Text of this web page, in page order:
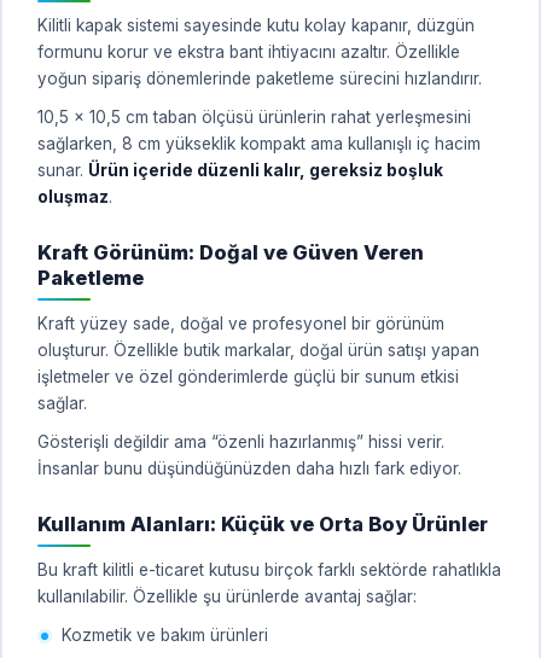
Kilitli kapak sistemi sayesinde kutu kolay kapanır, düzgün
formunu korur ve ekstra bant ihtiyacını azaltır. Özellikle
yoğun sipariş dönemlerinde paketleme sürecini hızlandırır.
10,5 x 10,5 cm taban ölçüsü ürünlerin rahat yerleşmesini
sağlarken, 8 cm yükseklik kompakt ama kullanışlı iç hacim
sunar. Ürün içeride düzenli kalır, gereksiz boşluk
oluşmaz.
Kraft Görünüm: Doğal ve Güven Veren
Paketleme
Kraft yüzey sade, doğal ve profesyonel bir görünüm
oluşturur. Özellikle butik markalar, doğal ürün satışı yapan
işletmeler ve özel gönderimlerde güçlü bir sunum etkisi
sağlar.
Gösterişli değildir ama “özenli hazırlanmış” hissi verir.
İnsanlar bunu düşündüğünüzden daha hızlı fark ediyor.
Kullanım Alanları: Küçük ve Orta Boy Ürünler
Bu kraft kilitli e-ticaret kutusu birçok farklı sektörde rahatlıkla
kullanılabilir. Özellikle şu ürünlerde avantaj sağlar:
Kozmetik ve bakım ürünleri